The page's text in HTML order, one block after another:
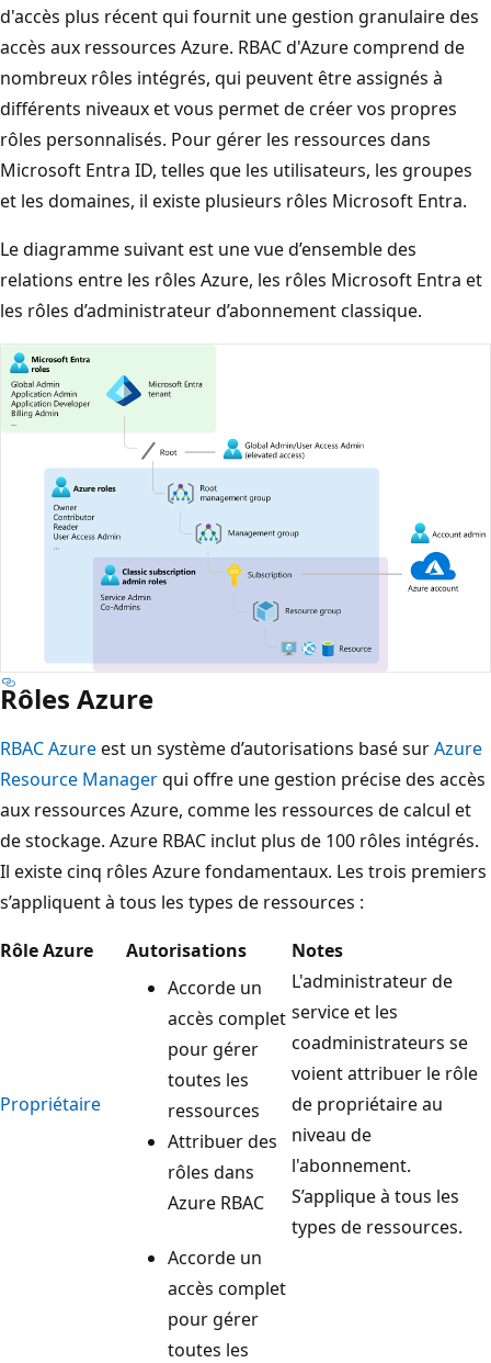
d'accès plus récent qui fournit une gestion granulaire des
accès aux ressources Azure. RBAC d'Azure comprend de
nombreux rôles intégrés, qui peuvent être assignés à
différents niveaux et vous permet de créer vos propres
rôles personnalisés. Pour gérer les ressources dans
Microsoft Entra ID, telles que les utilisateurs, les groupes
et les domaines, il existe plusieurs rôles Microsoft Entra.
Le diagramme suivant est une vue d’ensemble des
relations entre les rôles Azure, les rôles Microsoft Entra et
les rôles d’administrateur d’abonnement classique.
Rôles Azure
RBAC Azureest un système d’autorisations basé surAzure
Resource Managerqui offre une gestion précise des accès
aux ressources Azure, comme les ressources de calcul et
de stockage. Azure RBAC inclut plus de 100 rôles intégrés.
Il existe cinq rôles Azure fondamentaux. Les trois premiers
s’appliquent à tous les types de ressources :
Rôle Azure
Autorisations Notes
Propriétaire
Accorde un
accès complet
pour gérer
toutes les
ressources
Attribuer des
rôles dans
Azure RBAC
L'administrateur de
service et les
coadministrateurs se
voient attribuer le rôle
de propriétaire au
niveau de
l'abonnement.
S’applique à tous les
types de ressources.
Accorde un
accès complet
pour gérer
toutes les